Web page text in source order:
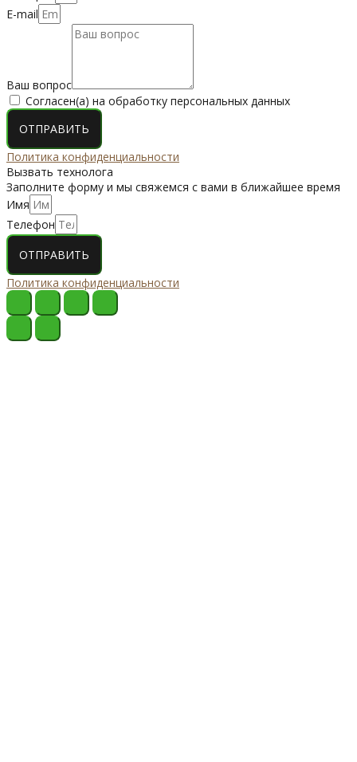
E-mail
Ваш вопрос
Согласен(а) на обработку персональных данных
ОТПРАВИТЬ
Политика конфиденциальности
Вызвать технолога
Заполните форму и мы свяжемся с вами в ближайшее время
Имя
Телефон
ОТПРАВИТЬ
Политика конфиденциальности